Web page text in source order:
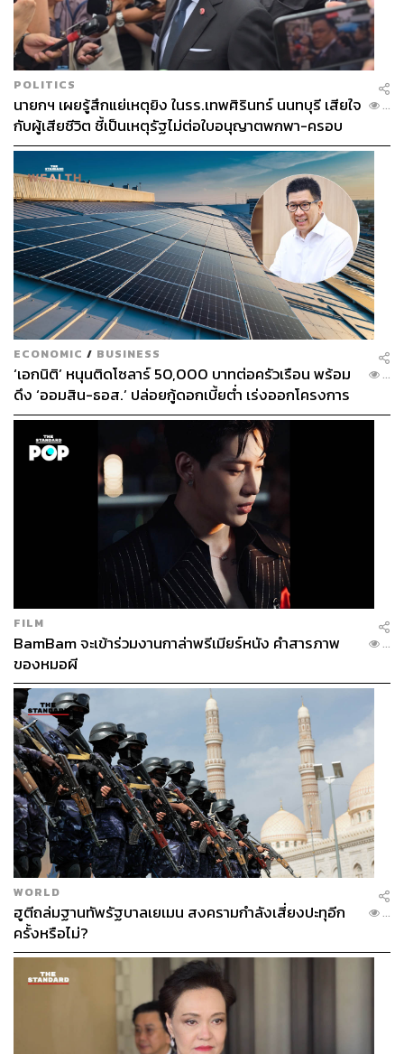
POLITICS
นายกฯ เผยรู้สึกแย่เหตุยิง ในรร.เทพศิรินทร์ นนทบุรี เสียใจ
กับผู้เสียชีวิต ชี้เป็นเหตุรัฐไม่ต่อใบอนุญาตพกพา-ครอบ
ครองปืน
...
ECONOMIC / BUSINESS
‘เอกนิติ’ หนุนติดโซลาร์ 50,000 บาทต่อครัวเรือน พร้อม
ดึง ‘ออมสิน-ธอส.’ ปล่อยกู้ดอกเบี้ยต่ำ เร่งออกโครงการ
ภายใน 1 เดือน
...
FILM
BamBam จะเข้าร่วมงานกาล่าพรีเมียร์หนัง คำสารภาพ
ของหมอผี
...
WORLD
ฮูตีถล่มฐานทัพรัฐบาลเยเมน สงครามกำลังเสี่ยงปะทุอีก
ครั้งหรือไม่?
...